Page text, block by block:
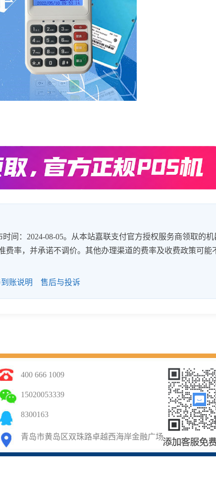
间：2024-08-05。从本站嘉联支付官方授权服务商领取的机
费率，并承诺不调价。其他办理渠道的费率及收费政策可能
账说明 售后与投诉
400 666 1009
15020053339
8300163
青岛市黄岛区双珠路卓越西海岸金融广场